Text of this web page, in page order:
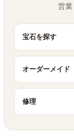
営業
宝石を探す
オーダーメイド
修理